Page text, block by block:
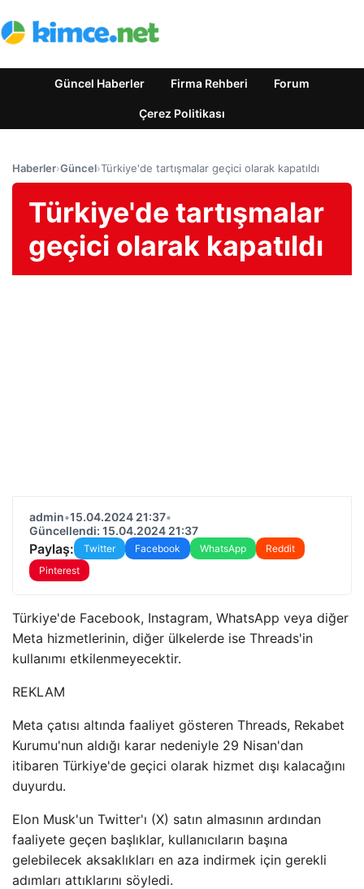
Güncel Haberler Firma Rehberi Forum
Çerez Politikası
Haberler›Güncel›Türkiye'de tartışmalar geçici olarak kapatıldı
Türkiye'de tartışmalar
geçici olarak kapatıldı
admin•15.04.2024 21:37•
Güncellendi: 15.04.2024 21:37
Paylaş: Twitter Facebook WhatsApp
Reddit
Pinterest
Türkiye'de Facebook, Instagram, WhatsApp veya diğer
Meta hizmetlerinin, diğer ülkelerde ise Threads'in
kullanımı etkilenmeyecektir.
REKLAM
Meta çatısı altında faaliyet gösteren Threads, Rekabet
Kurumu'nun aldığı karar nedeniyle 29 Nisan'dan
itibaren Türkiye'de geçici olarak hizmet dışı kalacağını
duyurdu.
Elon Musk'un Twitter'ı (X) satın almasının ardından
faaliyete geçen başlıklar, kullanıcıların başına
gelebilecek aksaklıkları en aza indirmek için gerekli
adımları attıklarını söyledi.